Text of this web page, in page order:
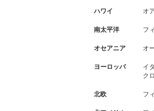
ハワイ オ
南太平洋 フ
オセアニア オ
ヨーロッパ イ
ク
北欧 フ